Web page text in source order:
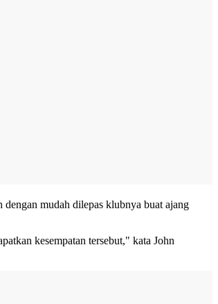
mudah dilepas klubnya buat ajang
kesempatan tersebut," kata John